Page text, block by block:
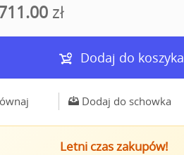
zł
Dodaj do koszyka
Dodaj do schowka
Letni czas zakupów!